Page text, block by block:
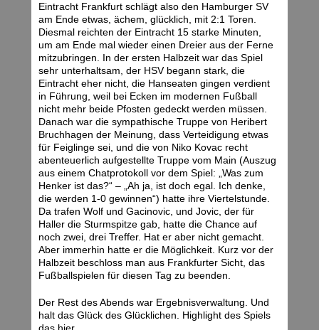
Eintracht Frankfurt schlägt also den Hamburger SV
am Ende etwas, ächem, glücklich, mit 2:1 Toren.
Diesmal reichten der Eintracht 15 starke Minuten,
um am Ende mal wieder einen Dreier aus der Ferne
mitzubringen. In der ersten Halbzeit war das Spiel
sehr unterhaltsam, der HSV begann stark, die
Eintracht eher nicht, die Hanseaten gingen verdient
in Führung, weil bei Ecken im modernen Fußball
nicht mehr beide Pfosten gedeckt werden müssen.
Danach war die sympathische Truppe von Heribert
Bruchhagen der Meinung, dass Verteidigung etwas
für Feiglinge sei, und die von Niko Kovac recht
abenteuerlich aufgestellte Truppe vom Main (Auszug
aus einem Chatprotokoll vor dem Spiel: „Was zum
Henker ist das?“ – „Ah ja, ist doch egal. Ich denke,
die werden 1-0 gewinnen“) hatte ihre Viertelstunde.
Da trafen Wolf und Gacinovic, und Jovic, der für
Haller die Sturmspitze gab, hatte die Chance auf
noch zwei, drei Treffer. Hat er aber nicht gemacht.
Aber immerhin hatte er die Möglichkeit. Kurz vor der
Halbzeit beschloss man aus Frankfurter Sicht, das
Fußballspielen für diesen Tag zu beenden.
Der Rest des Abends war Ergebnisverwaltung. Und
halt das Glück des Glücklichen. Highlight des Spiels